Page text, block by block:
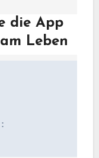
die App
Leben